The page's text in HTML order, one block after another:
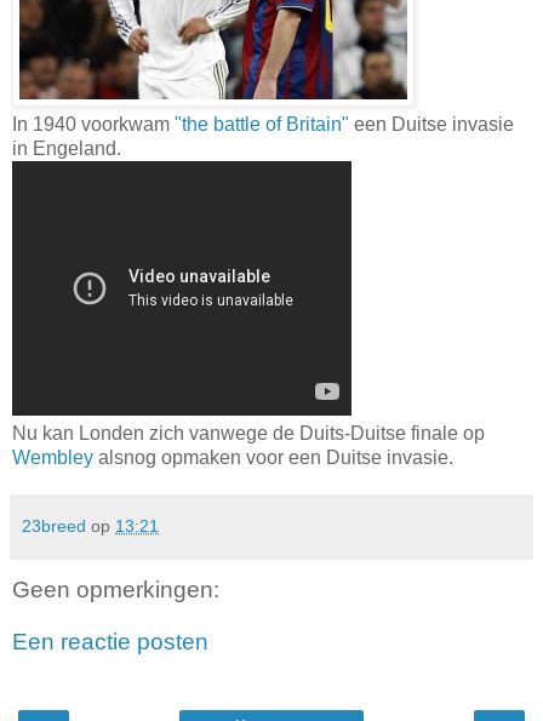
In 1940 voorkwam "the battle of Britain" een Duitse invasie
in Engeland.
Nu kan Londen zich vanwege de Duits-Duitse finale op
Wembley alsnog opmaken voor een Duitse invasie.
23breed op 13:21
Geen opmerkingen:
Een reactie posten